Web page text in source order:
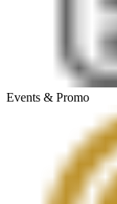
Events & Promo